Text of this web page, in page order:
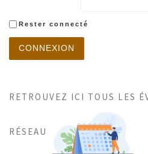
Rester connecté
CONNEXION
RETROUVEZ ICI TOUS LES
RÉSEAU